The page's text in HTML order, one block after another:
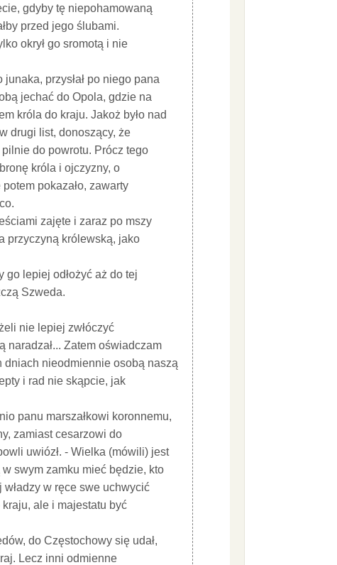
gdyby tę niepohamowaną
przed jego ślubami.
okrył go sromotą i nie
przysłał po niego pana
jechać do Opola, gdzie na
króla do kraju. Jakoż było nad
drugi list, donoszący, że
do powrotu. Prócz tego
króla i ojczyzny, o
pokazało, zawarty
zajęte i zaraz po mszy
przyczyną królewską, jako
go lepiej odłożyć aż do tej
Szweda.
nie lepiej zwłóczyć
naradzał... Zatem oświadczam
dniach nieodmiennie osobą naszą
i rad nie skąpcie, jak
panu marszałkowi koronnemu,
zamiast cesarzowi do
uwiózł. - Wielka (mówili) jest
swym zamku mieć będzie, kto
władzy w ręce swe uchwycić
ale i majestatu być
do Częstochowy się udał,
Lecz inni odmienne